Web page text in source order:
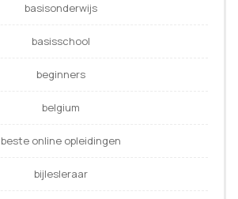
basisonderwijs
basisschool
beginners
belgium
beste online opleidingen
bijlesleraar